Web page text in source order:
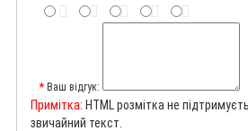
Ваш відгук:
Примітка: HTML розмітка не
звичайний текст.